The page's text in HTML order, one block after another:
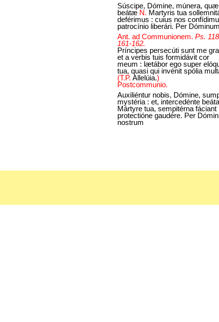
Súscipe, Dómine, múnera,
beátæ N. Martyris tua
deférimus : cuius nos
patrocínio liberári. Per
Ant. ad Communionem. Ps.
161-162.
Príncipes persecúti sunt me
et a verbis tuis formidávit cor
meum : lætábor ego super
tua, quasi qui invénit spólia
(T.P. Allelúia.)
Postcommunio.
Auxiliéntur nobis, Dómine,
mystéria : et, intercedénte
Mártyre tua, sempitérna fáciant
protectióne gaudére. Per
nostrum